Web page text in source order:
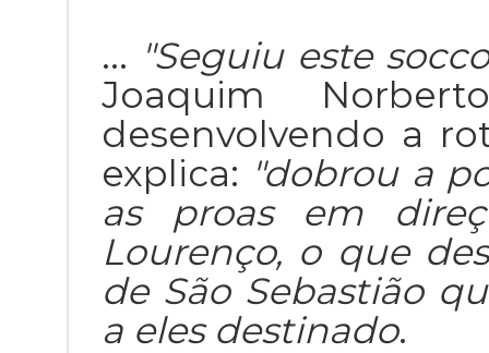
... "Seguiu este
Joaquim
desenvolvendo a
explica: "dobrou a
as proas em
Lourenço, o que
de São Sebastião
a eles destinado.